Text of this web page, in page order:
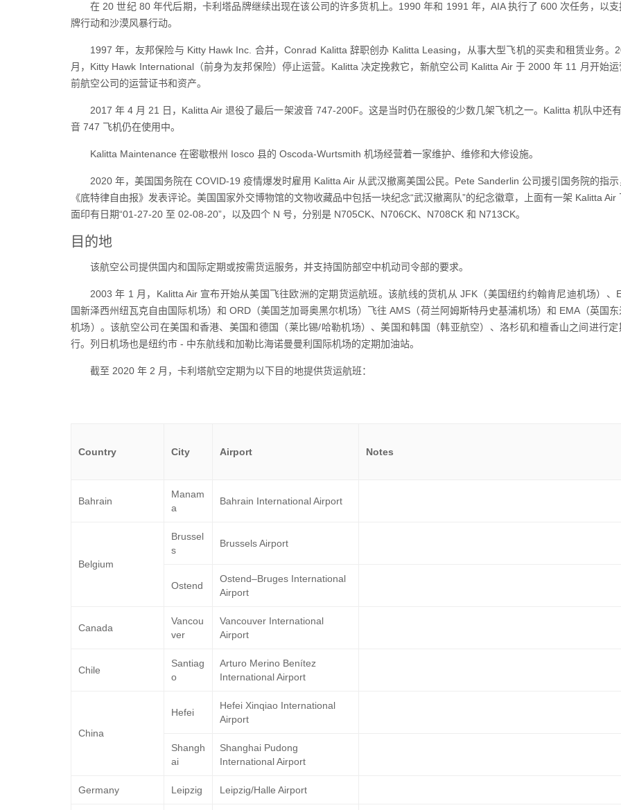
在 20 世纪 80 年代后期，卡利塔品牌继续出现在该公司的许多货机上。1990 年和 1991 年，AIA 执行了 600 次任务，以
牌行动和沙漠风暴行动。
1997 年，友邦保险与 Kitty Hawk Inc. 合并，Conrad Kalitta 辞职创办 Kalitta Leasing，从事大型飞机的买卖和租赁业务。
月，Kitty Hawk International（前身为友邦保险）停止运营。Kalitta 决定挽救它，新航空公司 Kalitta Air 于 2000 年 11 月开始
前航空公司的运营证书和资产。
2017 年 4 月 21 日，Kalitta Air 退役了最后一架波音 747-200F。这是当时仍在服役的少数几架飞机之一。Kalitta 机队中还
音 747 飞机仍在使用中。
Kalitta Maintenance 在密歇根州 Iosco 县的 Oscoda-Wurtsmith 机场经营着一家维护、维修和大修设施。
2020 年，美国国务院在 COVID-19 疫情爆发时雇用 Kalitta Air 从武汉撤离美国公民。Pete Sanderlin 公司援引国务院的指
《底特律自由报》发表评论。美国国家外交博物馆的文物收藏品中包括一块纪念“武汉撤离队”的纪念徽章，上面有一架 Kalitta Air
面印有日期“01-27-20 至 02-08-20”，以及四个 N 号，分别是 N705CK、N706CK、N708CK 和 N713CK。
目的地
该航空公司提供国内和国际定期或按需货运服务，并支持国防部空中机动司令部的要求。
2003 年 1 月，Kalitta Air 宣布开始从美国飞往欧洲的定期货运航班。该航线的货机从 JFK（美国纽约约翰肯尼迪机场）、
国新泽西州纽瓦克自由国际机场）和 ORD（美国芝加哥奥黑尔机场）飞往 AMS（荷兰阿姆斯特丹史基浦机场）和 EMA（英国
机场）。该航空公司在美国和香港、美国和德国（莱比锡/哈勒机场）、美国和韩国（韩亚航空）、洛杉矶和檀香山之间进行定
行。列日机场也是纽约市 - 中东航线和加勒比海诺曼曼利国际机场的定期加油站。
截至 2020 年 2 月，卡利塔航空定期为以下目的地提供货运航班：
Country City Airport Notes
Bahrain
Manam
a
Bahrain International Airport
Belgium
Brussel
s
Brussels Airport
Ostend
Ostend–Bruges International
Airport
Canada
Vancou
ver
Vancouver International
Airport
Chile
Santiag
o
Arturo Merino Benítez
International Airport
China
Hefei
Hefei Xinqiao International
Airport
Shangh
ai
Shanghai Pudong
International Airport
Germany Leipzig Leipzig/Halle Airport